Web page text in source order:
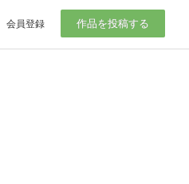
会員登録 作品を投稿する